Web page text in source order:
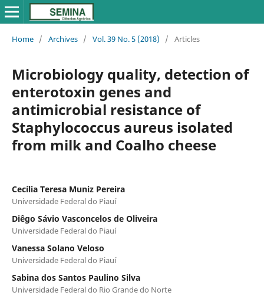
Home / Archives / Vol. 39 No. 5 (2018) / Articles
Microbiology quality, detection of
enterotoxin genes and
antimicrobial resistance of
Staphylococcus aureus isolated
from milk and Coalho cheese
Cecília Teresa Muniz Pereira
Universidade Federal do Piauí
Diêgo Sávio Vasconcelos de Oliveira
Universidade Federal do Piauí
Vanessa Solano Veloso
Universidade Federal do Piauí
Sabina dos Santos Paulino Silva
Universidade Federal do Rio Grande do Norte